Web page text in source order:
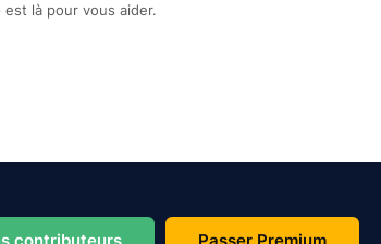
est là pour vous aider.